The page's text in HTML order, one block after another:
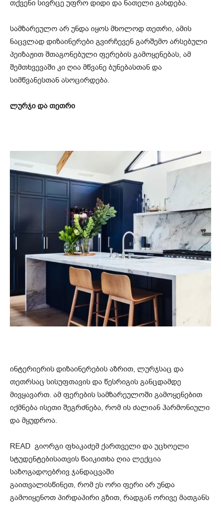
თქვენი სივრცე უფრო დიდი და ნათელი გახდება.
სამზარეულო არ უნდა იყოს მხოლოდ თეთრი, ამის
ნაცვლად დიზაინერები გვირჩევენ გარშემო არსებული
პეიზაჟით შთაგონებული ფერების გამოყენებას, ამ
შემთხვევაში კი ღია მწვანე ბუნებასთან და
სიმწვანესთან ასოცირდება.
ლურჯი და თეთრი
ინტერიერის დიზაინერების აზრით, ლურჯსაც და
თეთრსაც სისუფთავის და წესრიგის განცდამდე
მივყავართ. ამ ფერების სამზარეულოში გამოყენებით
იქმნება ისეთი შეგრძნება, რომ ის ძალიან ჰარმონიული
და მყუდროა.
READ გიორგი ფხაკაძემ ქართველი და უცხოელი
სტუდენტებისათვის წაიკითხა ღია ლექცია
საზოგადოებრივ ჯანდაცვაში
გაითვალისწინეთ, რომ ეს ორი ფერი არ უნდა
გამოიყენოთ პირდაპირი გზით, რადგან ორივე მათგანს